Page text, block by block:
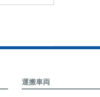
運搬車両